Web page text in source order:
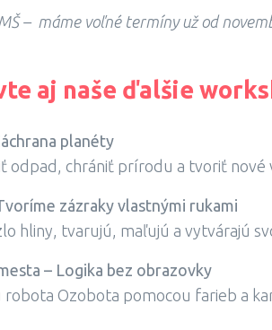
– máme voľné termíny už od
aj naše ďalšie
planéty
odpad, chrániť prírodu a tvoriť nové
zázraky vlastnými rukami
hliny, tvarujú, maľujú a vytvárajú
– Logika bez obrazovky
Ozobota pomocou farieb a